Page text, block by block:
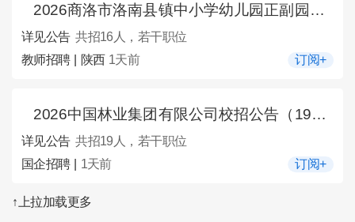
2026商洛市洛南县镇中小学幼儿园正副园长竞聘公告（16人）
详见公告 共招16人，若干职位
教师招聘 | 陕西 1天前 订阅+
2026中国林业集团有限公司校招公告（19人）
详见公告 共招19人，若干职位
国企招聘 | 1天前 订阅+
↑上拉加载更多